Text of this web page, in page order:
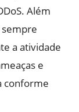
Além
a atividade
e
conforme